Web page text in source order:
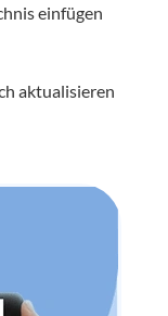
einfügen
aktualisieren